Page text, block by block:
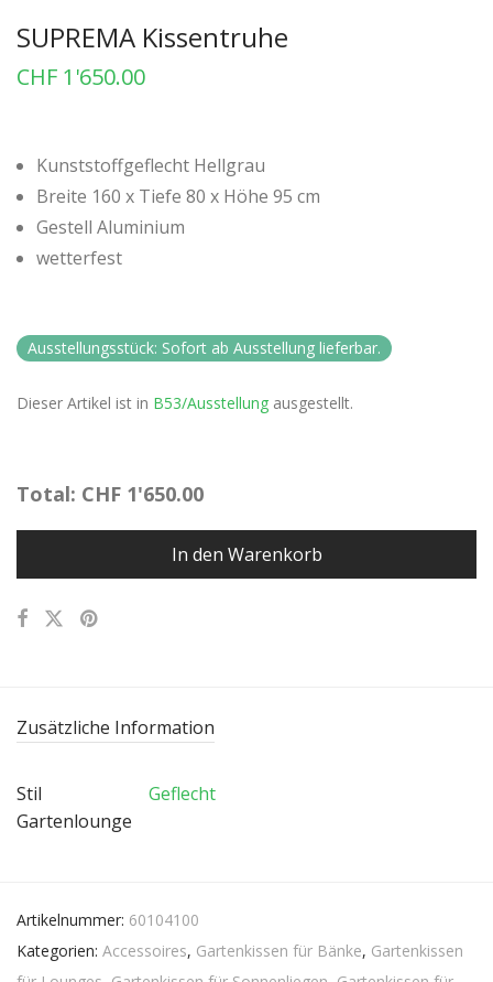
SUPREMA Kissentruhe
CHF 1'650.00
Kunststoffgeflecht Hellgrau
Breite 160 x Tiefe 80 x Höhe 95 cm
Gestell Aluminium
wetterfest
Ausstellungsstück: Sofort ab Ausstellung lieferbar.
Dieser Artikel ist in B53/Ausstellung ausgestellt.
Total: CHF 1'650.00
In den Warenkorb
Zusätzliche Information
Stil
Gartenlounge
Geflecht
Artikelnummer: 60104100
Kategorien: Accessoires, Gartenkissen für Bänke, Gartenkissen